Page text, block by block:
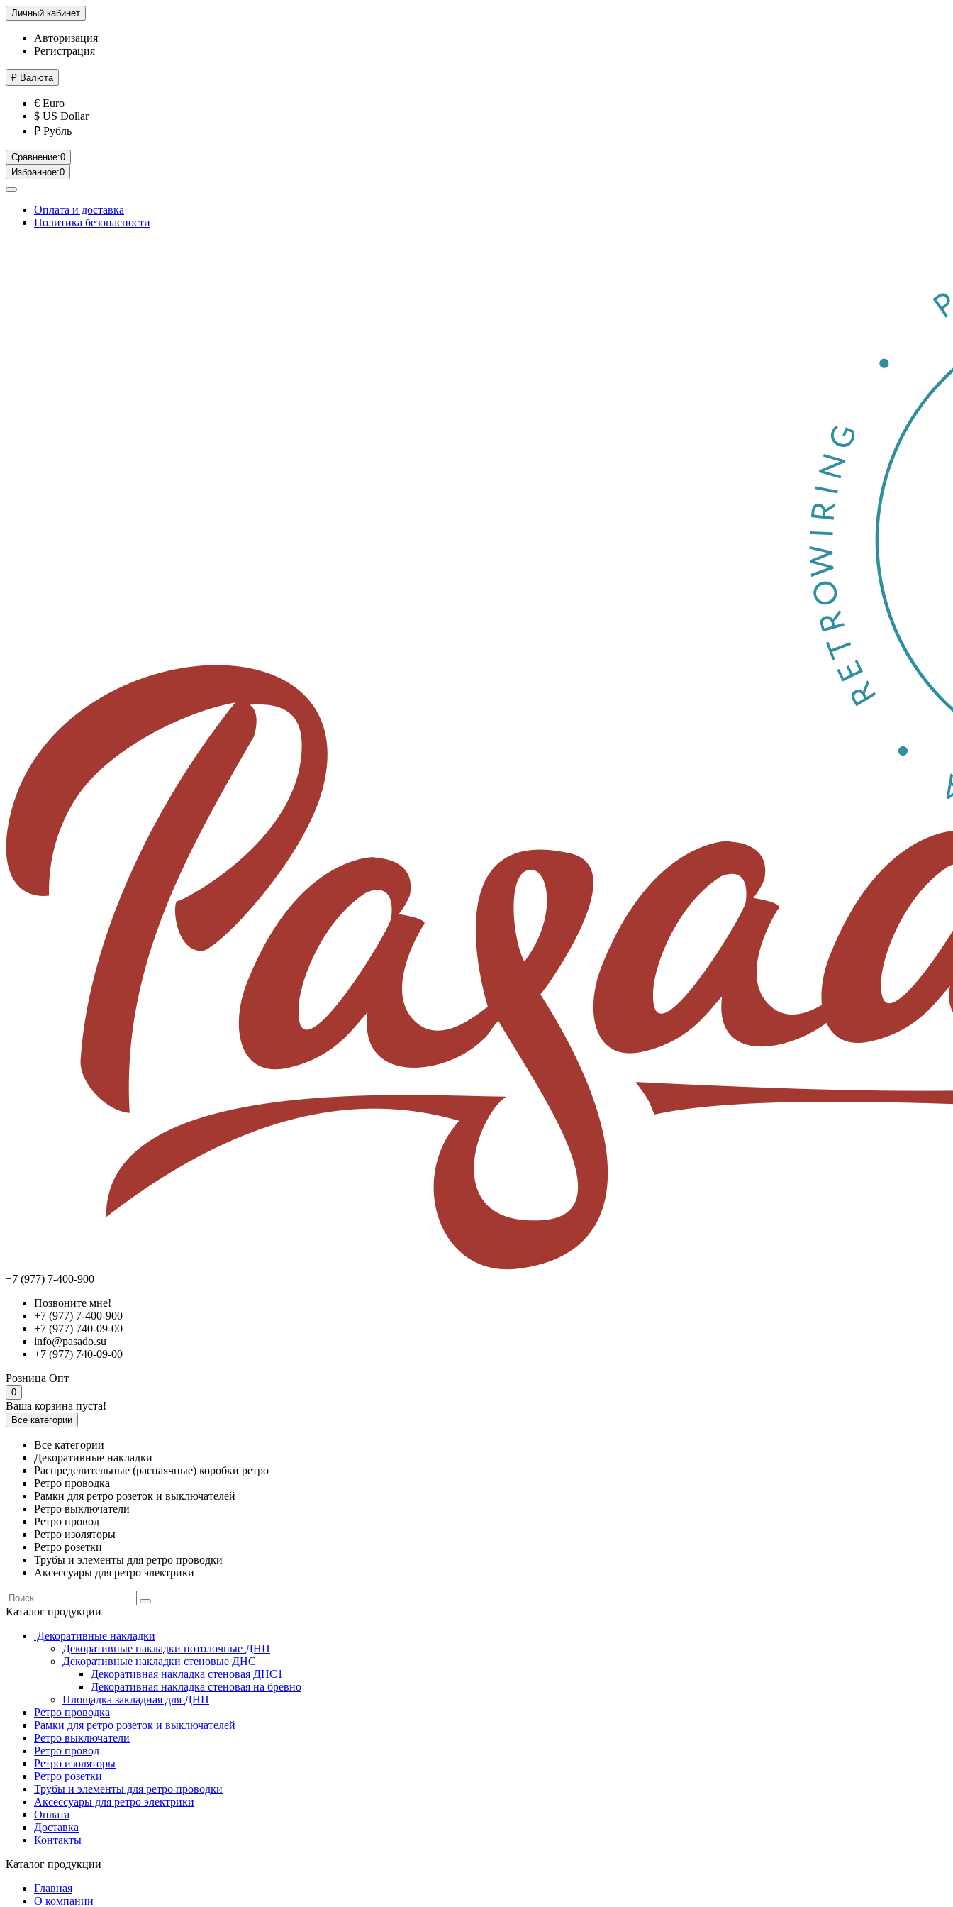
Личный кабинет
Авторизация
Регистрация
₽ Валюта
€ Euro
$ US Dollar
₽ Рубль
Сравнение:0
Избранное:0
Оплата и доставка
Политика безопасности
+7 (977) 7-400-900
Позвоните мне!
+7 (977) 7-400-900
+7 (977) 740-09-00
info@pasado.su
+7 (977) 740-09-00
Розница Опт
0
Ваша корзина пуста!
Все категории
Все категории
Декоративные накладки
Распределительные (распаячные) коробки ретро
Ретро проводка
Рамки для ретро розеток и выключателей
Ретро выключатели
Ретро провод
Ретро изоляторы
Ретро розетки
Трубы и элементы для ретро проводки
Аксессуары для ретро электрики
Каталог продукции
Декоративные накладки
Декоративные накладки потолочные ДНП
Декоративные накладки стеновые ДНС
Декоративная накладка стеновая ДНС1
Декоративная накладка стеновая на бревно
Площадка закладная для ДНП
Ретро проводка
Рамки для ретро розеток и выключателей
Ретро выключатели
Ретро провод
Ретро изоляторы
Ретро розетки
Трубы и элементы для ретро проводки
Аксессуары для ретро электрики
Оплата
Доставка
Контакты
Каталог продукции
Главная
О компании